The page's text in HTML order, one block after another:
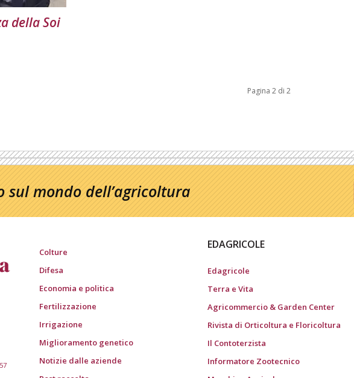
della Soi
Pagina 2 di 2
sul mondo dell’agricoltura
Colture
Difesa
Economia e politica
Fertilizzazione
Irrigazione
Miglioramento genetico
Notizie dalle aziende
EDAGRICOLE
Edagricole
Terra e Vita
Agricommercio & Garden Center
Rivista di Orticoltura e Floricoltura
Il Contoterzista
Informatore Zootecnico